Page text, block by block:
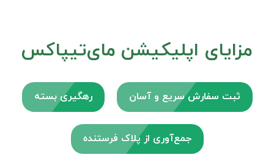
مزایای اپلیکیشن مای‌تیپاکس
ثبت سفارش سریع و آسان رهگیری بسته
جمع‌آوری از پلاک فرستنده